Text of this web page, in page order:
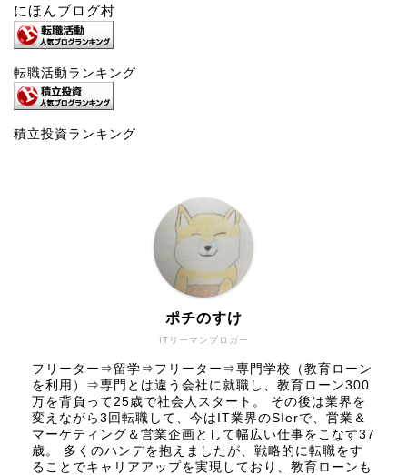
にほんブログ村
転職活動ランキング
積立投資ランキング
ITリーマンブロガー
ポチのすけ
フリーター⇒留学⇒フリーター⇒専門学校（教育ローン
を利用）⇒専門とは違う会社に就職し、教育ローン300
万を背負って25歳で社会人スタート。 その後は業界を
変えながら3回転職して、今はIT業界のSIerで、営業＆
マーケティング＆営業企画として幅広い仕事をこなす37
歳。 多くのハンデを抱えましたが、戦略的に転職をす
ることでキャリアアップを実現しており、教育ローンも